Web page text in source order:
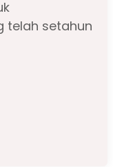
telah setahun